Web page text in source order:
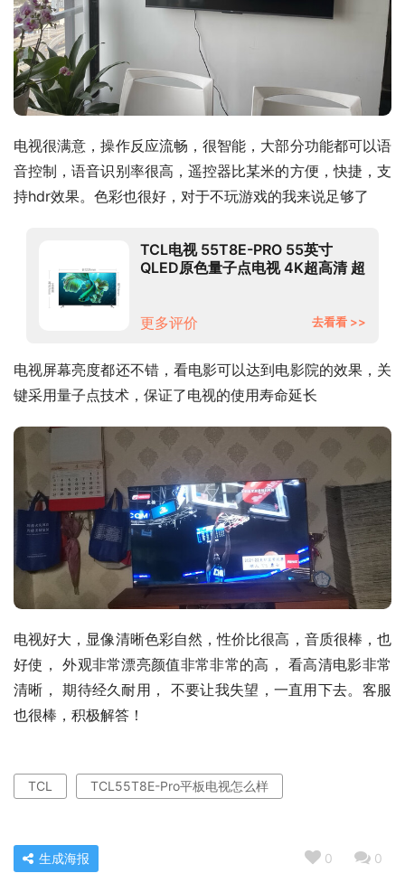
电视很满意，操作反应流畅，很智能，大部分功能都可以语
音控制，语音识别率很高，遥控器比某米的方便，快捷，支
持hdr效果。色彩也很好，对于不玩游戏的我来说足够了
TCL电视 55T8E-PRO 55英寸
QLED原色量子点电视 4K超高清 超
更多评价
去看看 >>
电视屏幕亮度都还不错，看电影可以达到电影院的效果，关
键采用量子点技术，保证了电视的使用寿命延长
电视好大，显像清晰色彩自然，性价比很高，音质很棒，也
好使， 外观非常漂亮颜值非常非常的高， 看高清电影非常
清晰， 期待经久耐用， 不要让我失望，一直用下去。客服
也很棒，积极解答！
TCL TCL55T8E-Pro平板电视怎么样
0 0
生成海报